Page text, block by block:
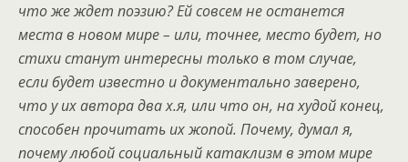
что же ждет поэзию? Ей совсем не останется
места в новом мире – или, точнее, место будет, но
стихи станут интересны только в том случае,
если будет известно и документально заверено,
что у их автора два х.я, или что он, на худой конец,
способен прочитать их жопой. Почему, думал я,
почему любой социальный катаклизм в этом мире